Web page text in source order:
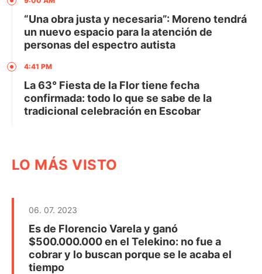
“Una obra justa y necesaria”: Moreno tendrá
un nuevo espacio para la atención de
personas del espectro autista
4:41 PM
La 63° Fiesta de la Flor tiene fecha
confirmada: todo lo que se sabe de la
tradicional celebración en Escobar
LO MÁS VISTO
06. 07. 2023
Es de Florencio Varela y ganó
$500.000.000 en el Telekino: no fue a
cobrar y lo buscan porque se le acaba el
tiempo